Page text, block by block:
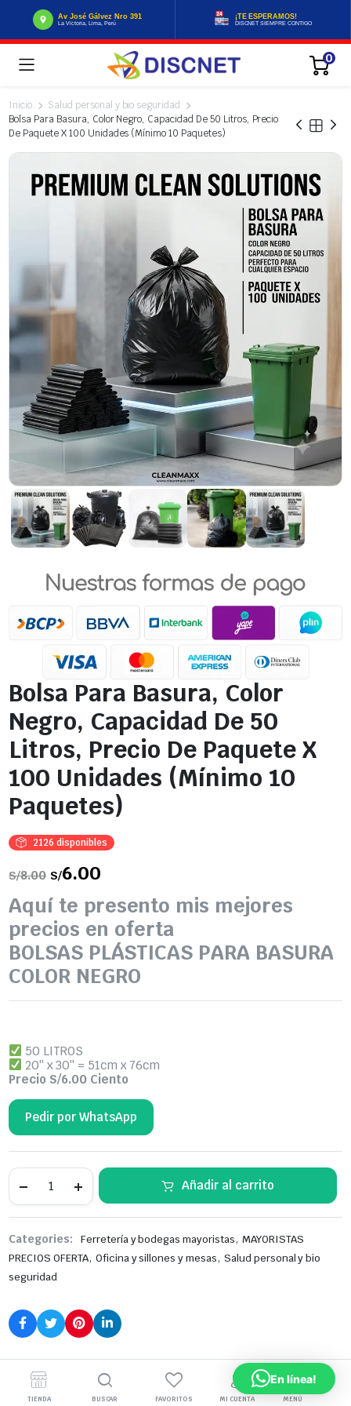
Av José Gálvez Nro 391
La Victoria, Lima, Perú
¡TE ESPERAMOS!
DISCNET SIEMPRE CONTIGO
0
Inicio
Salud personal y bio seguridad
Bolsa Para Basura, Color Negro, Capacidad De 50 Litros, Precio
De Paquete X 100 Unidades (Mínimo 10 Paquetes)
Bolsa Para Basura, Color
Negro, Capacidad De 50
Litros, Precio De Paquete X
100 Unidades (Mínimo 10
Paquetes)
2126 disponibles
S/8.00 El
precio
era:
S/8.00.
S/6.00El
precio
es:
S/6.00.
Aquí te presento mis mejores
precios en oferta
BOLSAS PLÁSTICAS PARA BASURA
COLOR NEGRO
50 LITROS
20″ x 30″ = 51cm x 76cm
Precio S/6.00 Ciento
Pedir por WhatsApp
Para
Color
Capacidad
De
Litros,
De
Paquete
X
Unidades
(Mínimo
10
Paquetes)
Añadir al carrito
Categories: Ferretería y bodegas mayoristas, MAYORISTAS
PRECIOS OFERTA, Oficina y sillones y mesas, Salud personal y bio
seguridad
Productos relacionados
TIENDA BUSCAR FAVORITOS MI CUENTA MENÚ
TIENDA BUSCAR FAVORITOS MI CUENTA MENÚ
En línea!